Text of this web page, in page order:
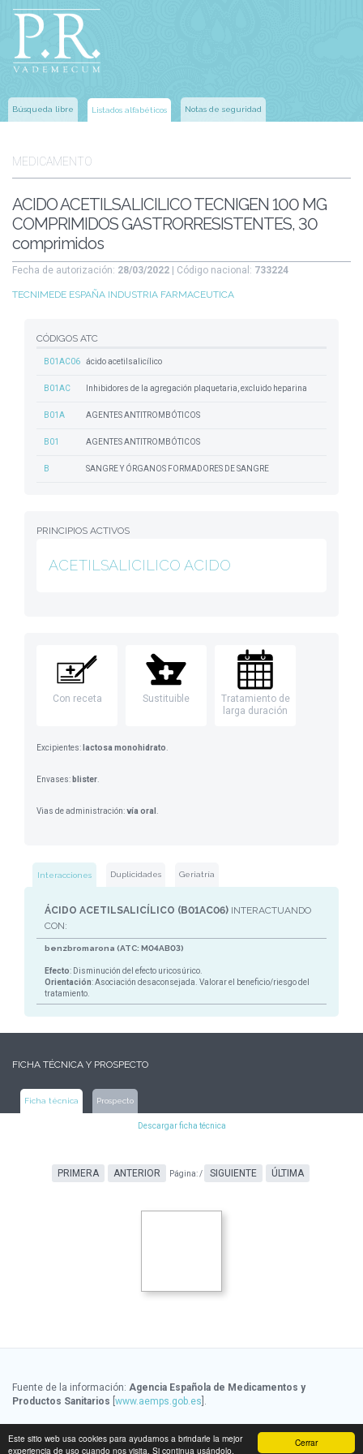
Cerrar
Este sitio web usa cookies para ayudarnos a brindarle la mejor
experiencia de uso cuando nos visita. Si continua usándolo,
Búsqueda libre Listados alfabéticos Notas de seguridad
MEDICAMENTO
ACIDO ACETILSALICILICO TECNIGEN 100 MG
COMPRIMIDOS GASTRORRESISTENTES, 30
comprimidos
Fecha de autorización: 28/03/2022 | Código nacional: 733224
TECNIMEDE ESPAÑA INDUSTRIA FARMACEUTICA
CÓDIGOS ATC
B01AC06 ácido acetilsalicílico
B01AC Inhibidores de la agregación plaquetaria, excluido heparina
B01A AGENTES ANTITROMBÓTICOS
B01 AGENTES ANTITROMBÓTICOS
B SANGRE Y ÓRGANOS FORMADORES DE SANGRE
PRINCIPIOS ACTIVOS
ACETILSALICILICO ACIDO
Con receta Sustituible
Tratamiento de
larga duración
Excipientes: lactosa monohidrato
Envases: blister
Vias de administración:vía oral
Interacciones Duplicidades Geriatría
ÁCIDO ACETILSALICÍLICO (B01AC06) INTERACTUANDO
CON:
benzbromarona (ATC: M04AB03)
Efecto: Disminución del efecto uricosúrico.
Orientación: Asociación desaconsejada. Valorar el beneficio/riesgo del
tratamiento.
FICHA TÉCNICA Y PROSPECTO
Ficha técnica Prospecto
Descargar ficha técnica
PRIMERA ANTERIOR Página:/ SIGUIENTE ÚLTIMA
Fuente de la información: Agencia Española de Medicamentos y
Productos Sanitarios www.aemps.gob.es ].
Ministerio de Sanidad, Servicios
Sociales e Igualdad[ www.msssi.gob.es]